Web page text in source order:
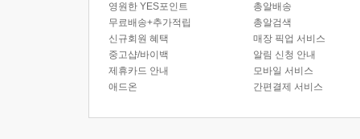
영원한 YES포인트
무료배송+추가적립
신규회원 혜택
중고샵/바이백
제휴카드 안내
애드온
총알배송
총알검색
매장 픽업 서비스
알림 신청 안내
모바일 서비스
간편결제 서비스